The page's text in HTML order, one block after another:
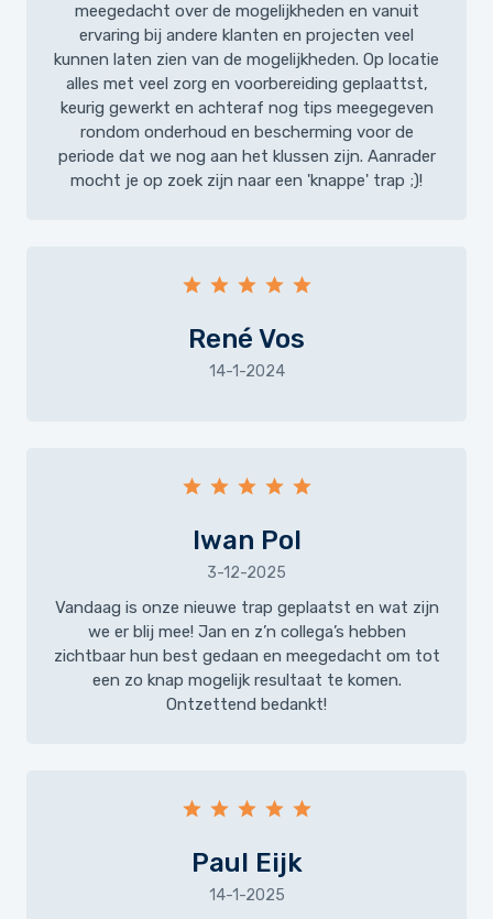
meegedacht over de mogelijkheden en vanuit
ervaring bij andere klanten en projecten veel
kunnen laten zien van de mogelijkheden. Op locatie
alles met veel zorg en voorbereiding geplaattst,
keurig gewerkt en achteraf nog tips meegegeven
rondom onderhoud en bescherming voor de
periode dat we nog aan het klussen zijn. Aanrader
mocht je op zoek zijn naar een 'knappe' trap ;)!
René Vos
14-1-2024
Iwan Pol
3-12-2025
Vandaag is onze nieuwe trap geplaatst en wat zijn
we er blij mee! Jan en z’n collega’s hebben
zichtbaar hun best gedaan en meegedacht om tot
een zo knap mogelijk resultaat te komen.
Ontzettend bedankt!
Paul Eijk
14-1-2025